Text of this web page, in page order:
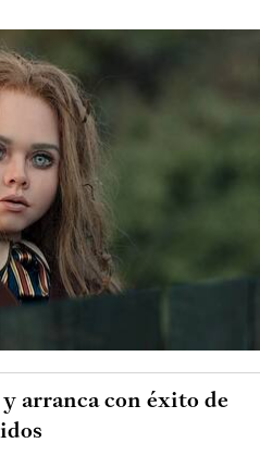
arranca con éxito de